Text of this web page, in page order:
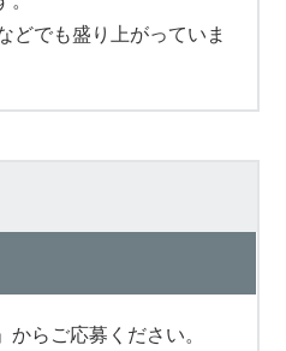
どでも盛り上がっていま
」からご応募ください。